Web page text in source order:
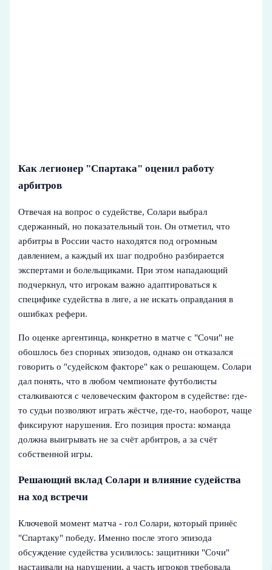
Как легионер "Спартака" оценил работу
арбитров
Отвечая на вопрос о судействе, Солари выбрал
сдержанный, но показательный тон. Он отметил, что
арбитры в России часто находятся под огромным
давлением, а каждый их шаг подробно разбирается
экспертами и болельщиками. При этом нападающий
подчеркнул, что игрокам важно адаптироваться к
специфике судейства в лиге, а не искать оправдания в
ошибках рефери.
По оценке аргентинца, конкретно в матче с "Сочи" не
обошлось без спорных эпизодов, однако он отказался
говорить о "судейском факторе" как о решающем. Солари
дал понять, что в любом чемпионате футболисты
сталкиваются с человеческим фактором в судействе: где-
то судьи позволяют играть жёстче, где-то, наоборот, чаще
фиксируют нарушения. Его позиция проста: команда
должна выигрывать не за счёт арбитров, а за счёт
собственной игры.
Решающий вклад Солари и влияние судейства
на ход встречи
Ключевой момент матча - гол Солари, который принёс
"Спартаку" победу. Именно после этого эпизода
обсуждение судейства усилилось: защитники "Сочи"
настаивали на нарушении, а часть игроков требовала